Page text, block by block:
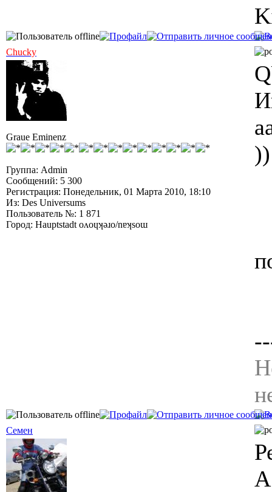
Chucky
Graue Eminenz
Группа: Admin
Сообщений: 5 300
Регистрация: Понедельник, 01 Марта 2010, 18:10
Из: Des Universums
Пользователь №: 1 871
Город: Hauptstadt oʌoɥʞǝɹo/nɐʞsoɯ
Семен
А